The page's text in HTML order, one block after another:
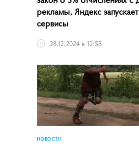
рекламы, Яндекс
сервисы
28.12.2024 в 12:58
НОВОСТИ